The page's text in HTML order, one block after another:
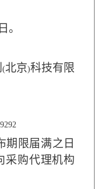
。
(北京)科技有限
期限届满之日
采购代理机构